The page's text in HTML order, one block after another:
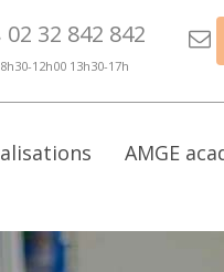
02 32 842 842
8h30-12h00 13h30-17h

AMGE